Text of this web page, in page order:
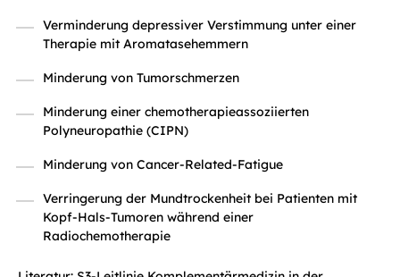
Verminderung depressiver Verstimmung unter einer
Therapie mit Aromatasehemmern
Minderung von Tumorschmerzen
Minderung einer chemotherapieassoziierten
Polyneuropathie (CIPN)
Minderung von Cancer-Related-Fatigue
Verringerung der Mundtrockenheit bei Patienten mit
Kopf-Hals-Tumoren während einer
Radiochemotherapie